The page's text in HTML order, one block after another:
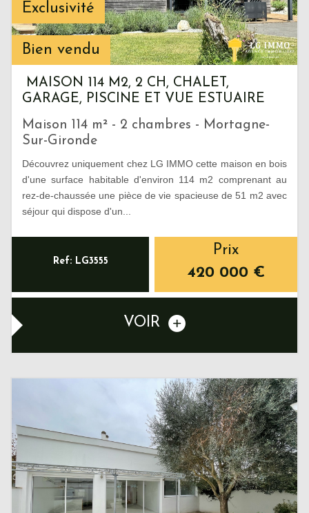
Bien vendu
Exclusivité
MAISON 114 M2, 2 CH, CHALET,
GARAGE, PISCINE ET VUE ESTUAIRE
Maison 114 m² - 2 chambres - Mortagne-
Sur-Gironde
Découvrez uniquement chez LG IMMO cette maison en bois
d'une surface habitable d'environ 114 m2 comprenant au
rez-de-chaussée une pièce de vie spacieuse de 51 m2 avec
séjour qui dispose d'un...
Ref: LG3555
Prix
420 000 €
VOIR